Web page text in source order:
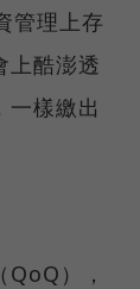
管理上存
上酷澎透
一樣繳出
），